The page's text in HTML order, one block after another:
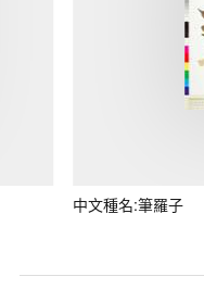
中文種名:筆羅子